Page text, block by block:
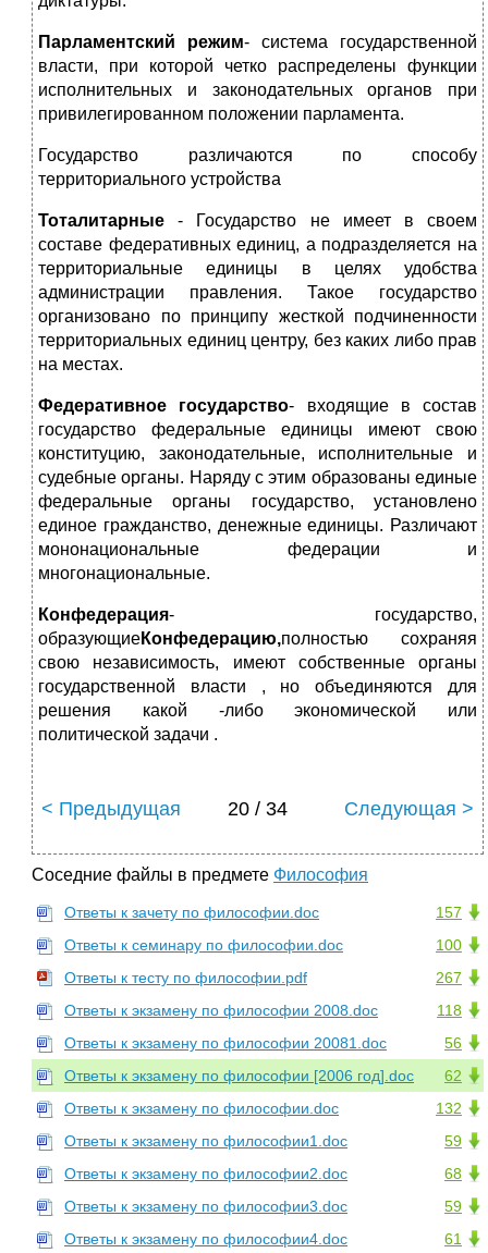
Парламентский режим- система государственной
власти, при которой четко распределены функции
исполнительных и законодательных органов при
привилегированном положении парламента.
Государство различаются по способу
территориального устройства
Тоталитарные- Государство не имеет в своем
составе федеративных единиц, а подразделяется на
территориальные единицы в целях удобства
администрации правления. Такое государство
организовано по принципу жесткой подчиненности
территориальных единиц центру, без каких либо прав
на местах.
Федеративное государство- входящие в состав
государство федеральные единицы имеют свою
конституцию, законодательные, исполнительные и
судебные органы. Наряду с этим образованы единые
федеральные органы государство, установлено
единое гражданство, денежные единицы. Различают
мононациональные федерации и
многонациональные.
Конфедерация- государство,
образующиеКонфедерацию,полностью сохраняя
свою независимость, имеют собственные органы
государственной власти , но объединяются для
решения какой -либо экономической или
политической задачи .
< Предыдущая 20 / 34 Следующая >
Соседние файлы в предмете Философия
157
Ответы к зачету по философии.doc
100
Ответы к семинару по философии.doc
267
Ответы к тесту по философии.pdf
118
Ответы к экзамену по философии 2008.doc
56
Ответы к экзамену по философии 20081.doc
62
Ответы к экзамену по философии [2006 год].doc
132
Ответы к экзамену по философии.doc
59
Ответы к экзамену по философии1.doc
68
Ответы к экзамену по философии2.doc
59
Ответы к экзамену по философии3.doc
61
Ответы к экзамену по философии4.doc